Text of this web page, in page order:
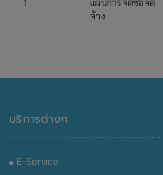
1
แผนการจัดซื้อจัด
จ้าง
บริการต่างๆ
E-Service